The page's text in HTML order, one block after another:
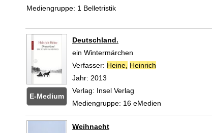
Mehr Verlag-Filter anzeigen
Mediengruppe: 1 Belletristik
E-Medium
Deutschland.
ein Wintermärchen
Verfasser: Heine, Heinrich
Jahr: 2013
Verlag: Insel Verlag
Mediengruppe: 16 eMedien
Weihnacht